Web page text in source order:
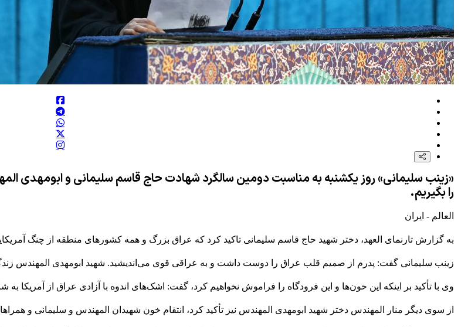
«زینب سلیمانی» روز یکشنبه به مناسبت دومین سالگرد شهادت حاج قاسم سلیمانی و ابومهدی
را بگیریم.
العالم - ایران
به گزارش تارنمای العهد، دختر شهید حاج قاسم سلیمانی تاکید کرد که عراق بزرگ و همه کشورهای منطقه از چنگ
زینب سلیمانی گفت: پدرم از صمیم قلب عراق را دوست داشت و به عراقی قوی می‌اندیشید. شهید ابومهدی المهندس
وی با تأکید بر اینکه این خون‌ها و این فرودگاه را فراموش نخواهیم کرد، گفت: اشک‌های اندوه با آزادی عراق از آمریکا
از سوی دیگر منار المهندس دختر شهید ابومهدی المهندس نیز تأکید کرد، انتقام خون شهیدان المهندس و سلیمانی و